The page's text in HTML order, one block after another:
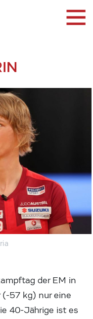
der EM in
(-57 kg) nur eine
40-Jährige ist es